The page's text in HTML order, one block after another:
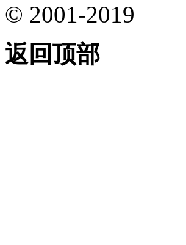
© 2001-2019
返回顶部